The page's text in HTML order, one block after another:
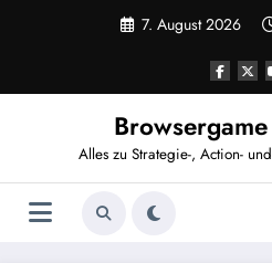
7. August 2026
Alles zu Strategie-, Action-